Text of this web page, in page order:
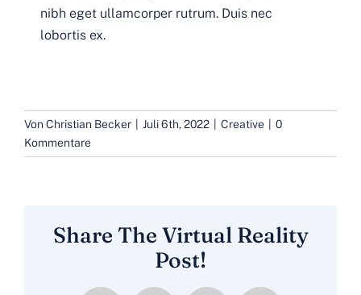
nibh eget ullamcorper rutrum. Duis nec
lobortis ex.
Von Christian Becker Juli 6th, 2022 Creative
0
Kommentare
Share The Virtual Reality
Post!